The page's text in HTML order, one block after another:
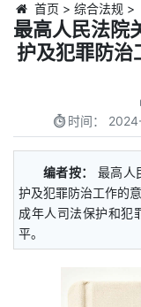
首页 > 综合法规 >
最高人民法院
护及犯罪防治
时间：
编者按：
最高人
护及犯罪防治工作的
成年人司法保护和犯
平。